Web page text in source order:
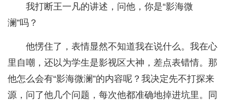
我打断王一凡的讲述，问他，你是“影海微
澜”吗？
他愣住了，表情显然不知道我在说什么。我在心
里自嘲，还以为学生是影视区大神，差点表错情。那
他怎么会有“影海微澜”的内容呢？我决定先不打探来
源，问了他几个问题，每次他都准确地掉进坑里。同